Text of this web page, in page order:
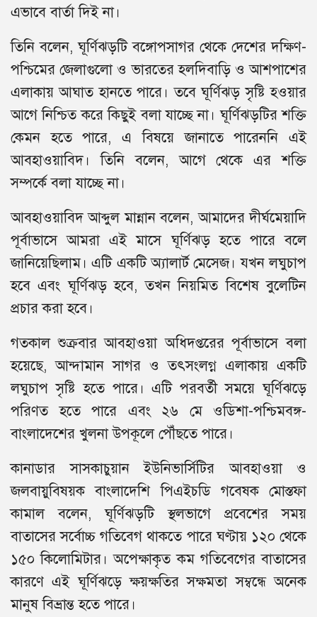
এভাবে বার্তা দিই না।
তিনি বলেন, ঘূর্ণিঝড়টি বঙ্গোপসাগর থেকে দেশের দক্ষিণ-
পশ্চিমের জেলাগুলো ও ভারতের হলদিবাড়ি ও আশপাশের
এলাকায় আঘাত হানতে পারে। তবে ঘূর্ণিঝড় সৃষ্টি হওয়ার
আগে নিশ্চিত করে কিছুই বলা যাচ্ছে না। ঘূর্ণিঝড়টির শক্তি
কেমন হতে পারে, এ বিষয়ে জানাতে পারেননি এই
আবহাওয়াবিদ। তিনি বলেন, আগে থেকে এর শক্তি
সম্পর্কে বলা যাচ্ছে না।
আবহাওয়াবিদ আব্দুল মান্নান বলেন, আমাদের দীর্ঘমেয়াদি
পূর্বাভাসে আমরা এই মাসে ঘূর্ণিঝড় হতে পারে বলে
জানিয়েছিলাম। এটি একটি অ্যালার্ট মেসেজ। যখন লঘুচাপ
হবে এবং ঘূর্ণিঝড় হবে, তখন নিয়মিত বিশেষ বুলেটিন
প্রচার করা হবে।
গতকাল শুক্রবার আবহাওয়া অধিদপ্তরের পূর্বাভাসে বলা
হয়েছে, আন্দামান সাগর ও তৎসংলগ্ন এলাকায় একটি
লঘুচাপ সৃষ্টি হতে পারে। এটি পরবর্তী সময়ে ঘূর্ণিঝড়ে
পরিণত হতে পারে এবং ২৬ মে ওডিশা-পশ্চিমবঙ্গ-
বাংলাদেশের খুলনা উপকূলে পৌঁছতে পারে।
কানাডার সাসকাচুয়ান ইউনিভার্সিটির আবহাওয়া ও
জলবায়ুবিষয়ক বাংলাদেশি পিএইচডি গবেষক মোস্তফা
কামাল বলেন, ঘূর্ণিঝড়টি স্থলভাগে প্রবেশের সময়
বাতাসের সর্বোচ্চ গতিবেগ থাকতে পারে ঘণ্টায় ১২০ থেকে
১৫০ কিলোমিটার। অপেক্ষাকৃত কম গতিবেগের বাতাসের
কারণে এই ঘূর্ণিঝড়ে ক্ষয়ক্ষতির সক্ষমতা সম্বন্ধে অনেক
মানুষ বিভ্রান্ত হতে পারে।